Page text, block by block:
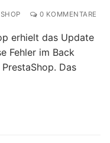
0 KOMMENTARE
erhielt das Update
Fehler im Back
Das